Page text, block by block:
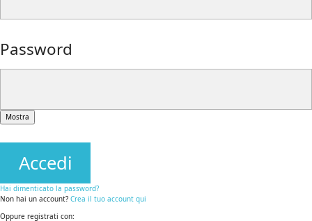
Password
Mostra
Accedi
Hai dimenticato la password?
Non hai un account? Crea il tuo account qui
Oppure registrati con: